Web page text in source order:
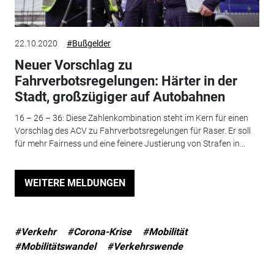
22.10.2020 #Bußgelder
Neuer Vorschlag zu
Fahrverbotsregelungen: Härter in der
Stadt, großzügiger auf Autobahnen
16 – 26 – 36: Diese Zahlenkombination steht im Kern für einen
Vorschlag des ACV zu Fahrverbotsregelungen für Raser. Er soll
für mehr Fairness und eine feinere Justierung von Strafen in...
WEITERE MELDUNGEN
#Verkehr #Corona-Krise
#Mobilität
#Mobilitätswandel
#Verkehrswende